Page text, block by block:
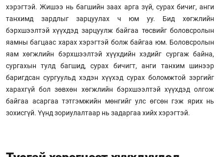
хэрэгтэй. Жишээ нь багшийн заах арга зүй, сурах бичиг, анги
танхимд зардлыг зарцуулах ч юм уу. Бид хөгжлийн
бэрхшээлтэй хүүхдэд зарцуулж байгаа төсвийг боловсролын
яамны багцаас харах хэрэгтэй болж байгаа юм. Боловсролын
яам хөгжлийн бэрхшээлтэй хүүхдийн хэдийг сургаж байна,
сургахын тулд багшид, сурах бичигт, анги танхим шинээр
баригдсан сургуульд хэдэн хүүхэд сурах боломжтой зэргийг
харахгүй бол зөвхөн хөгжлийн бэрхшээлтэй хүүхдэд олгож
байгаа асаргаа тэтгэмжийн мөнгийг улс өгсөн гэж ярих нь
зохисгүй. Үүнд зориулалтаар нь задаргаа хийх хэрэгтэй.